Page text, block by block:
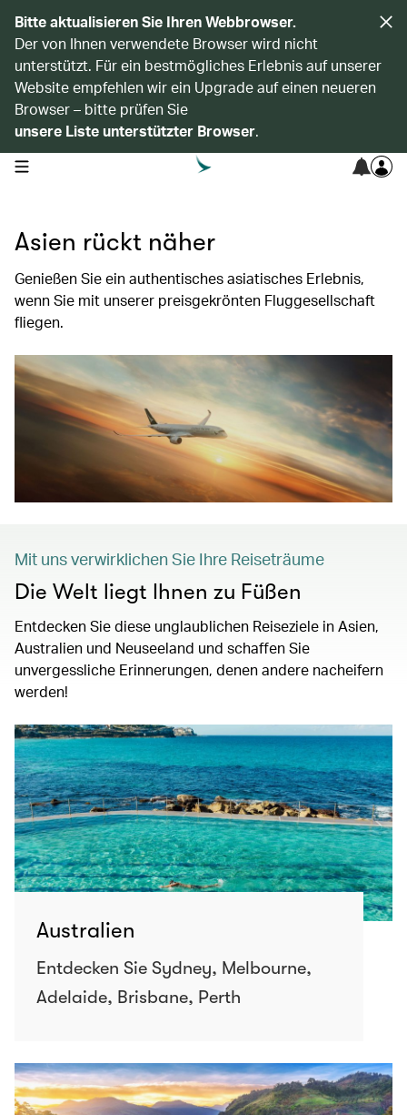
Bitte aktualisieren Sie Ihren Webbrowser.
Der von Ihnen verwendete Browser wird nicht
unterstützt. Für ein bestmögliches Erlebnis auf unserer
Website empfehlen wir ein Upgrade auf einen neueren
Browser – bitte prüfen Sie
unsere Liste unterstützter Browser.
open navigation menu
Asien rückt näher
Genießen Sie ein authentisches asiatisches Erlebnis,
wenn Sie mit unserer preisgekrönten Fluggesellschaft
fliegen.
Mit uns verwirklichen Sie Ihre Reiseträume
Die Welt liegt Ihnen zu Füßen
Entdecken Sie diese unglaublichen Reiseziele in Asien,
Australien und Neuseeland und schaffen Sie
unvergessliche Erinnerungen, denen andere nacheifern
werden!
Australien
Entdecken Sie Sydney, Melbourne,
Adelaide, Brisbane, Perth